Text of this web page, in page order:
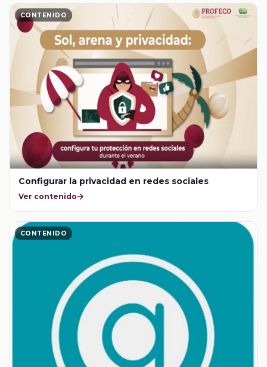
CONTENIDO
Configurar la privacidad en redes sociales
Ver contenido
CONTENIDO